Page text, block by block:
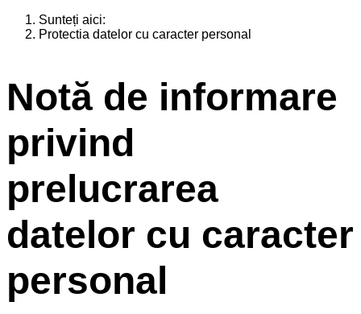
Sunteți aici:
Protectia datelor cu caracter personal
Notă de informare
privind
prelucrarea
datelor cu caracter
personal